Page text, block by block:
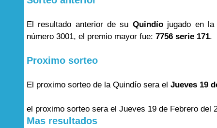
El resultado anterior de su Quindíojugado en
número 3001, el premio mayor fue: 7756 serie 171.
Proximo sorteo
El proximo sorteo de la Quindío sera el Jueves 19
el proximo sorteo sera el Jueves 19 de Febrero del
Mas resultados